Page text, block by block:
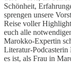
Schönheit,
sprengen unsere
Reise voller
euch alle
Marokko-Expertin
Literatur-Podcasterin
es ist, als Frau in